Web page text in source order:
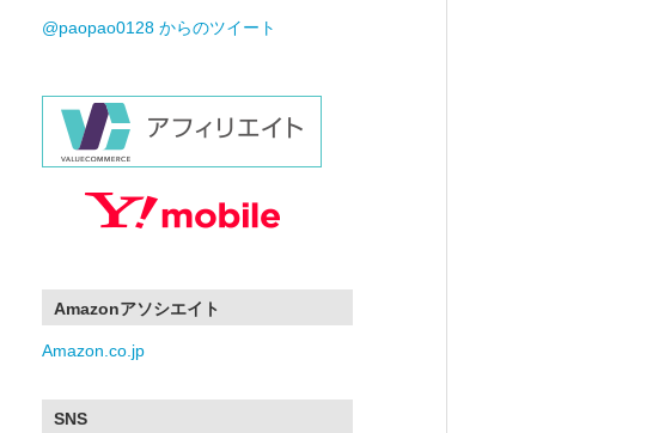
@paopao0128 からのツイート
Amazonアソシエイト
Amazon.co.jp
SNS